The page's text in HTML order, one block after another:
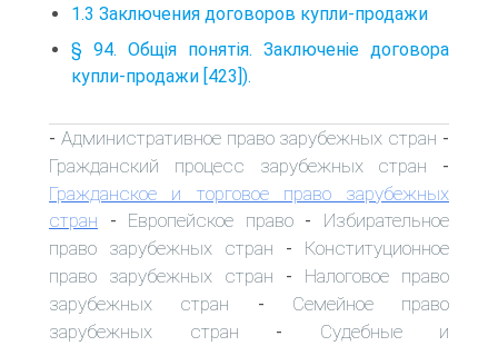
1.3 Заключения договоров купли-продажи
§ 94. Общія понятія. Заключеніе договора
купли-продажи [423]).
- Административное право зарубежных стран -
Гражданский процесс зарубежных стран -
Гражданское и торговое право зарубежных
стран - Европейское право- Избирательное
право зарубежных стран - Конституционное
право зарубежных стран - Налоговое право
зарубежных стран - Семейное право
зарубежных стран - Судебные и